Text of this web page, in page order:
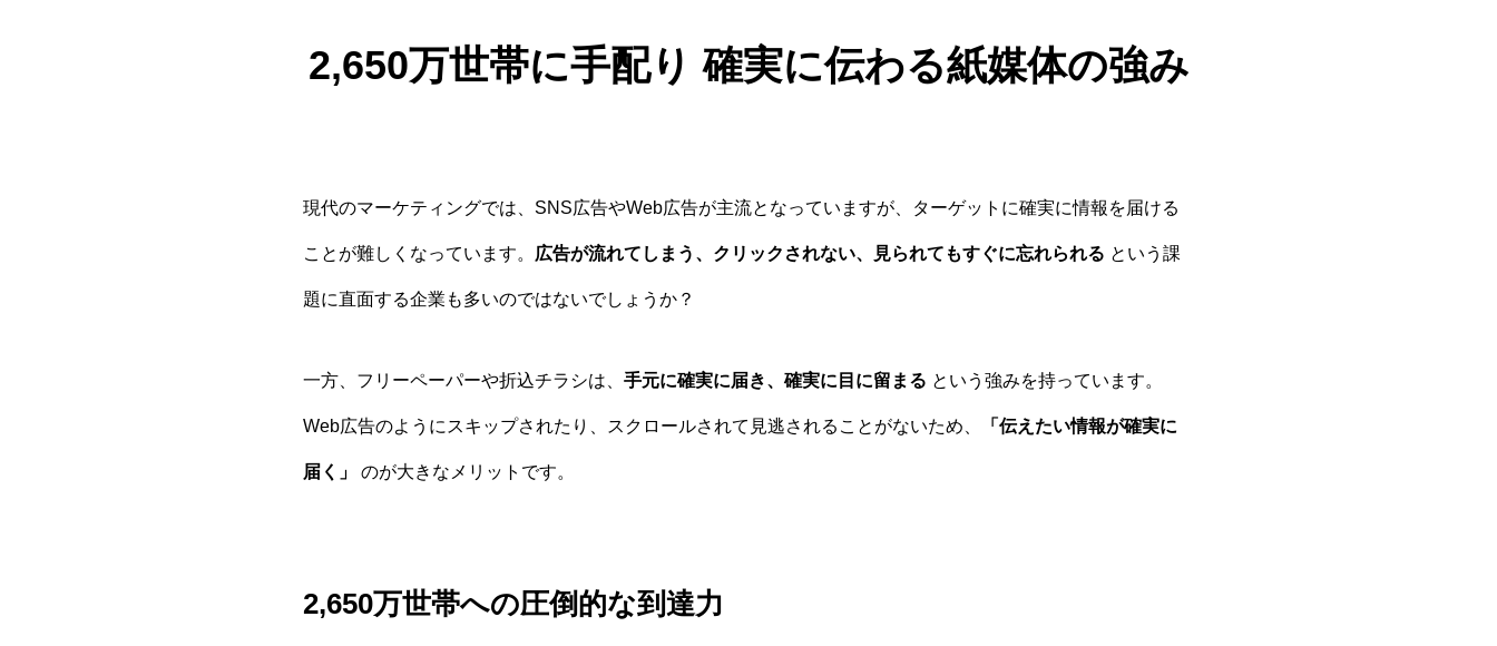
2,650万世帯に手配り 確実に伝わる紙媒体の強み
現代のマーケティングでは、SNS広告やWeb広告が主流となっていますが、ターゲットに確実に情報を届ける
ことが難しくなっています。 広告が流れてしまう、クリックされない、見られてもすぐに忘れられる という課
題に直面する企業も多いのではないでしょうか？
一方、フリーペーパーや折込チラシは、 手元に確実に届き、確実に目に留まる という強みを持っています。
Web広告のようにスキップされたり、スクロールされて見逃されることがないため、 「伝えたい情報が確実に
届く」 のが大きなメリットです。
2,650万世帯への圧倒的な到達力